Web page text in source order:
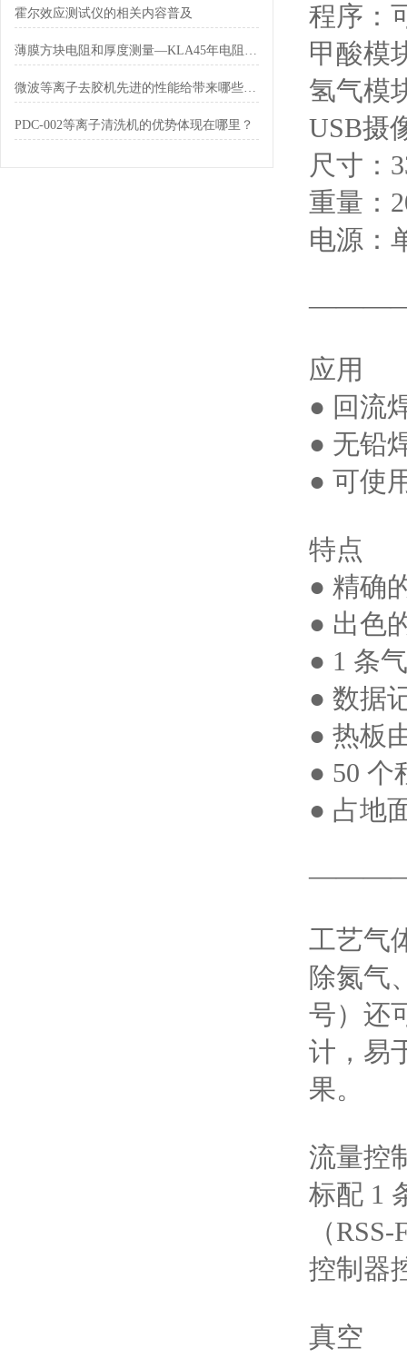
霍尔效应测试仪的相关内容普及
薄膜方块电阻和厚度测量—KLA45年电阻测量技术创新的桌面型解决方案
微波等离子去胶机先进的性能给带来哪些好处
PDC-002等离子清洗机的优势体现在哪里？
程序：
甲酸模
氢气模
USB摄
尺寸：
重量：
电源：
应用
● 回流
● 无铅
● 可使
特点
● 精确
● 出色
● 1 条
● 数据
● 热板
● 50 个
● 占地
工艺气
除氮气
号）还
计，易
果。
流量控
标配 1
（
控制器
真空